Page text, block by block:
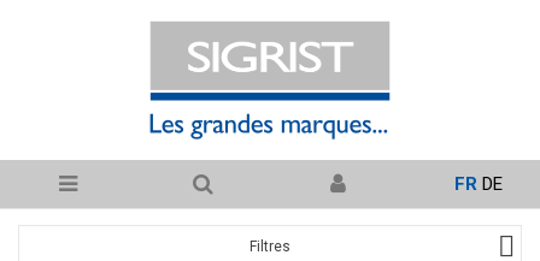
FR DE
Filtres